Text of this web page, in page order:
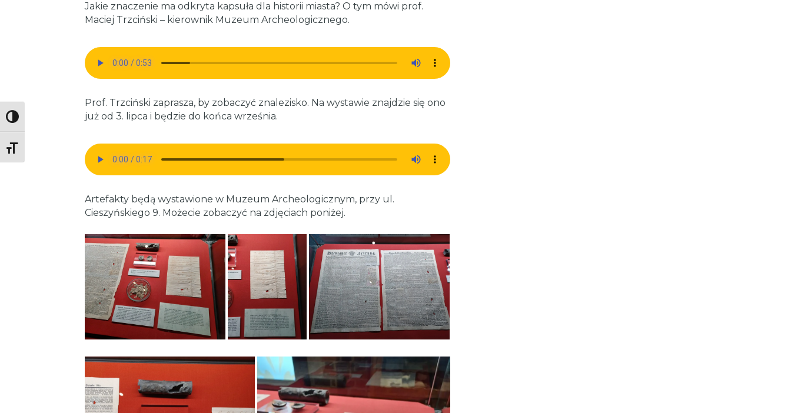
Toggle High Contrast
Toggle Font size
Jakie znaczenie ma odkryta kapsuła dla historii miasta? O tym mówi prof.
Maciej Trzciński – kierownik Muzeum Archeologicznego.
Prof. Trzciński zaprasza, by zobaczyć znalezisko. Na wystawie znajdzie się ono
już od 3. lipca i będzie do końca września.
Artefakty będą wystawione w Muzeum Archeologicznym, przy ul.
Cieszyńskiego 9. Możecie zobaczyć na zdjęciach poniżej.